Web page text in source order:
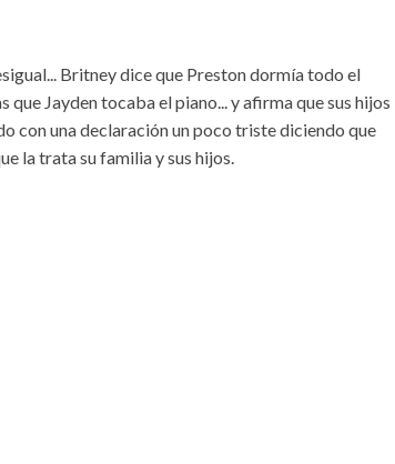
Britney dice que Preston dormía todo el
que Jayden tocaba el piano... y afirma que sus hijos
con una declaración un poco triste diciendo que
la trata su familia y sus hijos.